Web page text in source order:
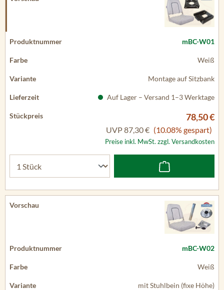
mBC-W01
Weiß
Montage auf Sitzbank
Auf Lager – Versand 1–3 Werktage
78,50 €
UVP87,30 € (10.08% gespart)
Preise inkl. MwSt. zzgl. Versandkosten
mBC-W02
Weiß
mit Stuhlbein (fixe Höhe)